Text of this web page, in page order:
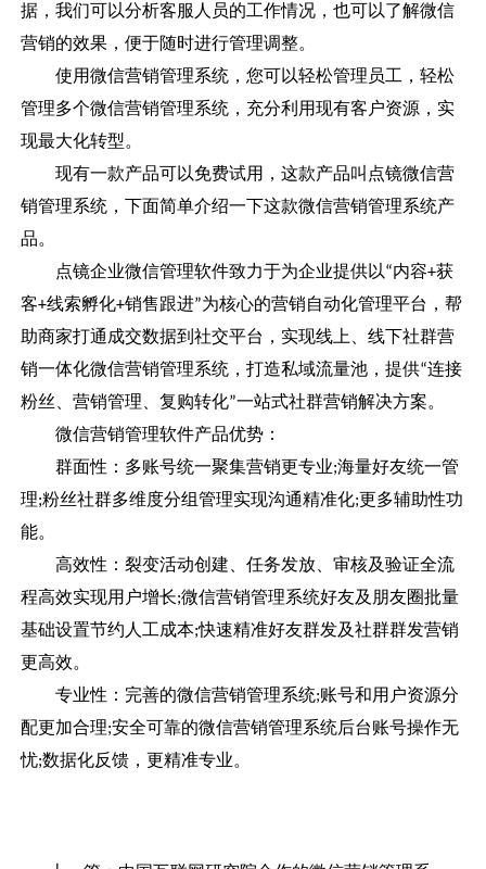
据，我们可以分析客服人员的工作情况，也可以了解微信
营销的效果，便于随时进行管理调整。
使用微信营销管理系统，您可以轻松管理员工，轻松
管理多个微信营销管理系统，充分利用现有客户资源，实
现最大化转型。
现有一款产品可以免费试用，这款产品叫点镜微信营
销管理系统，下面简单介绍一下这款微信营销管理系统产
品。
点镜企业微信管理软件致力于为企业提供以“内容+获
客+线索孵化+销售跟进”为核心的营销自动化管理平台，帮
助商家打通成交数据到社交平台，实现线上、线下社群营
销一体化微信营销管理系统，打造私域流量池，提供“连接
粉丝、营销管理、复购转化”一站式社群营销解决方案。
微信营销管理软件产品优势：
群面性：多账号统一聚集营销更专业;海量好友统一管
理;粉丝社群多维度分组管理实现沟通精准化;更多辅助性功
能。
高效性：裂变活动创建、任务发放、审核及验证全流
程高效实现用户增长;微信营销管理系统好友及朋友圈批量
基础设置节约人工成本;快速精准好友群发及社群群发营销
更高效。
专业性：完善的微信营销管理系统;账号和用户资源分
配更加合理;安全可靠的微信营销管理系统后台账号操作无
忧;数据化反馈，更精准专业。